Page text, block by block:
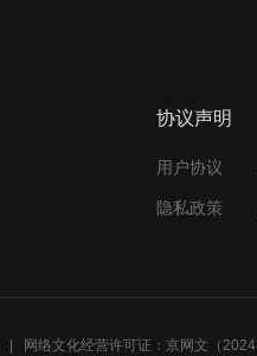
协议声明
用户协议
隐私政策
网络文化经营许可证：京网文（